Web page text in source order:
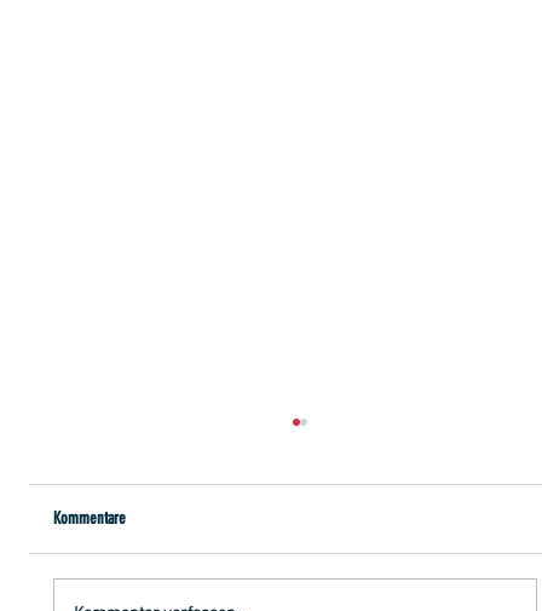
BYC setzt Siegesserie fort
Kommentare